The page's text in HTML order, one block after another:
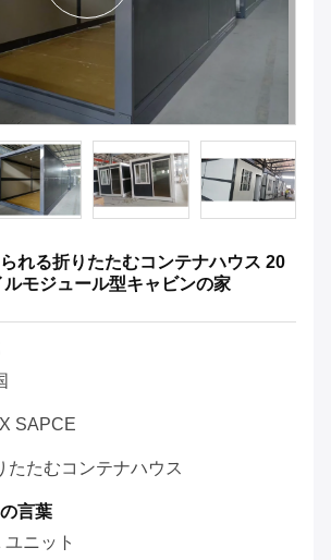
れる折りたたむコンテナハウス 20
モジュール型キャビンの家
SAPCE
たたむコンテナハウス
言葉
ユニット